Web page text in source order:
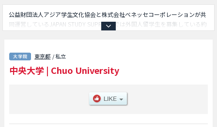
公益財団法人アジア学生文化協会と株式会社ベネッセコーポレーションが共
同運営しているJAPAN STUDY SUPPORTでは外国人留学生を募集している約
研究科や商学研究科や理工学研究科や文学研究科や総合政策研究科や大学
院 戦略経営研究科 （ビジネススクール）等、研究科別情報や、募集定員
や合格者数など入試情報、施設案内、アクセスなど外国人留学生に必要な情
東京都 / 私立
中央大学 | Chuo University